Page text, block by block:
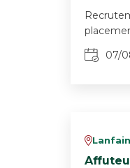
07/
v